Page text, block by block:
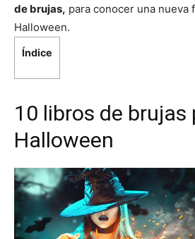
de brujas, para conocer una nueva
Halloween.
Índice
10 libros de brujas
Halloween